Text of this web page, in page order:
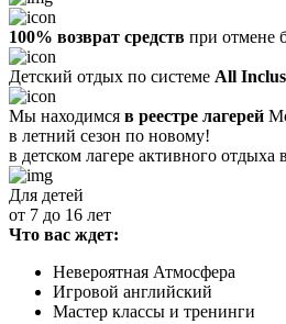
100% возврат средств при отмене
Детский отдых по системе All
Мы находимся в реестре лагерей
в летний сезон по новому!
в детском лагере активного отдыха
Для детей
от 7 до 16 лет
Что вас ждет:
Невероятная Атмосфера
Игровой английский
Мастер классы и тренинги